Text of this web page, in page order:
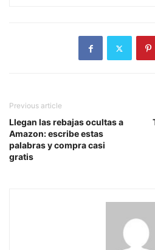
Previous article
Llegan las rebajas ocultas a
Amazon: escribe estas
palabras y compra casi
gratis